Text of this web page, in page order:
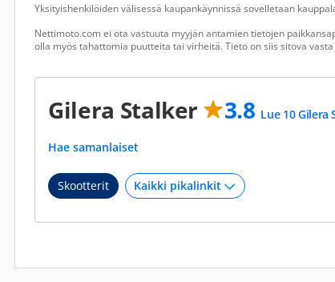
Yksityishenkilöiden välisessä kaupankäynnissä sovelletaan
Nettimoto.com ei ota vastuuta myyjän antamien tietojen
olla myös tahattomia puutteita tai virheitä. Tieto on siis sitova
Gilera Stalker 3.8 Lue 10 Gilera
Hae samanlaiset
Skootterit